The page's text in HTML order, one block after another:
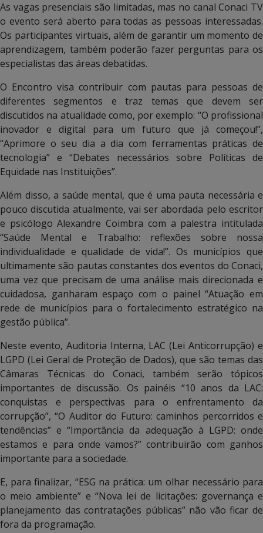
As vagas presenciais são limitadas, mas no canal Conaci TV
o evento será aberto para todas as pessoas interessadas.
Os participantes virtuais, além de garantir um momento de
aprendizagem, também poderão fazer perguntas para os
especialistas das áreas debatidas.
O Encontro visa contribuir com pautas para pessoas de
diferentes segmentos e traz temas que devem ser
discutidos na atualidade como, por exemplo: “O profissional
inovador e digital para um futuro que já começou!”,
“Aprimore o seu dia a dia com ferramentas práticas de
tecnologia” e “Debates necessários sobre Políticas de
Equidade nas Instituições”.
Além disso, a saúde mental, que é uma pauta necessária e
pouco discutida atualmente, vai ser abordada pelo escritor
e psicólogo Alexandre Coimbra com a palestra intitulada
“Saúde Mental e Trabalho: reflexões sobre nossa
individualidade e qualidade de vida!”. Os municípios que
ultimamente são pautas constantes dos eventos do Conaci,
uma vez que precisam de uma análise mais direcionada e
cuidadosa, ganharam espaço com o painel “Atuação em
rede de municípios para o fortalecimento estratégico na
gestão pública”.
Neste evento, Auditoria Interna, LAC (Lei Anticorrupção) e
LGPD (Lei Geral de Proteção de Dados), que são temas das
Câmaras Técnicas do Conaci, também serão tópicos
importantes de discussão. Os painéis “10 anos da LAC:
conquistas e perspectivas para o enfrentamento da
corrupção”, “O Auditor do Futuro: caminhos percorridos e
tendências” e “Importância da adequação à LGPD: onde
estamos e para onde vamos?” contribuirão com ganhos
importante para a sociedade.
E, para finalizar, “ESG na prática: um olhar necessário para
o meio ambiente” e “Nova lei de licitações: governança e
planejamento das contratações públicas” não vão ficar de
fora da programação.